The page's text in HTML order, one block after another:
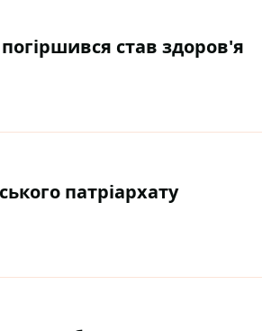
став здоров'я
патріархату